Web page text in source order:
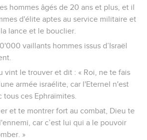
hommes âgés de 20 ans et plus, et il
d'élite aptes au service militaire et
lance et le bouclier.
vaillants hommes issus d’Israël
vint le trouver et dit : « Roi, ne te fais
armée israélite, car l'Eternel n'est
tous ces Ephraïmites.
et te montrer fort au combat, Dieu te
car c’est lui qui a le pouvoir
»